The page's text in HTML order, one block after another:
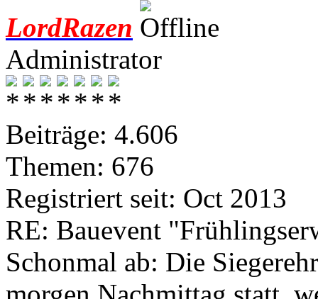
LordRazen
Administrator
Beiträge: 4.606
Themen: 676
Registriert seit: Oct 2013
RE: Bauevent
Schonmal ab: Die